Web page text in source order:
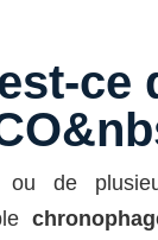
ce
ou de